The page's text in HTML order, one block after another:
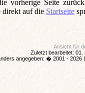
direkt auf die Startseite
Ansicht für
Zuletzt bearbeitet:
angegeben: � 2001 - 2026